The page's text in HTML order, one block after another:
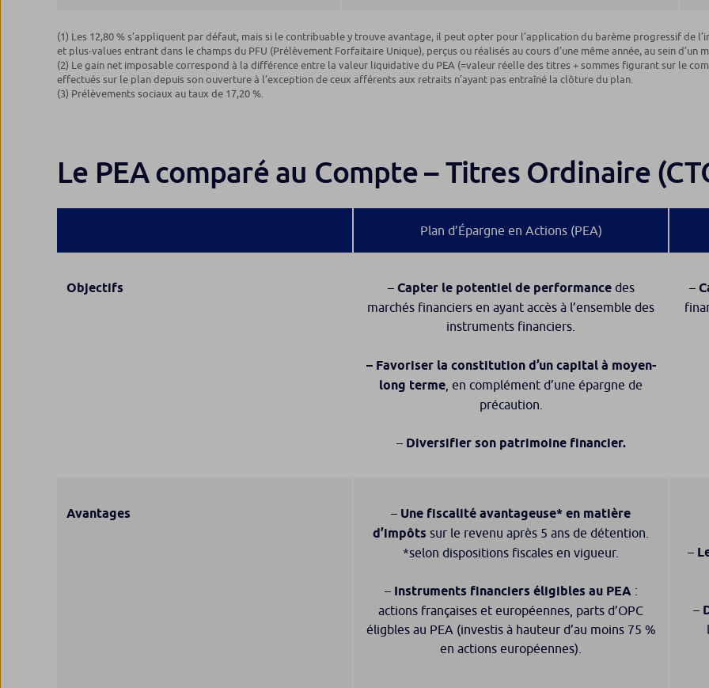
(1) Les 12,80 % s’appliquent par défaut, mais si le contribuable y trouve avantage, il peut opter pour l’application du barème progressif de
et plus-values entrant dans le champs du PFU (Prélèvement Forfaitaire Unique), perçus ou réalisés au cours d’une même année, au sein d’un
(2) Le gain net imposable correspond à la différence entre la valeur liquidative du PEA (=valeur réelle des titres + sommes figurant sur le
effectués sur le plan depuis son ouverture à l’exception de ceux afférents aux retraits n’ayant pas entraîné la clôture du plan.
(3) Prélèvements sociaux au taux de 17,20 %.
Le PEA comparé au Compte – Titres Ordinaire
Plan d’Épargne en Actions (PEA)
Objectifs – Capter le potentiel de performancedes
marchés financiers en ayant accès à l’ensemble des
instruments financiers.
– Favoriser la constitution d’un capital à moyen-
long terme , en complément d’une épargne de
précaution.
– Diversifier son patrimoine financier.
–
Avantages – Une fiscalité avantageuse* en matière
d’impôts sur le revenu après 5 ans de détention.
*selon dispositions fiscales en vigueur.
– Instruments financiers éligibles au PEA :
actions françaises et européennes, parts d’OPC
éligbles au PEA (investis à hauteur d’au moins 75 %
en actions européennes).
–
–